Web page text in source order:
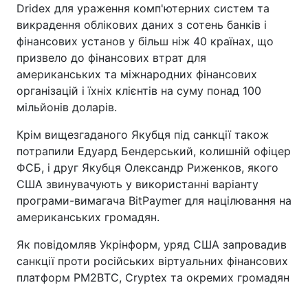
Dridex для ураження комп'ютерних систем та
викрадення облікових даних з сотень банків і
фінансових установ у більш ніж 40 країнах, що
призвело до фінансових втрат для
американських та міжнародних фінансових
організацій і їхніх клієнтів на суму понад 100
мільйонів доларів.
Крім вищезгаданого Якубця під санкції також
потрапили Едуард Бендерський, колишній офіцер
ФСБ, і друг Якубця Олександр Риженков, якого
США звинувачують у використанні варіанту
програми-вимагача BitPaymer для націлювання на
американських громадян.
Як повідомляв Укрінформ, уряд США запровадив
санкції проти російських віртуальних фінансових
платформ PM2BTC, Cryptex та окремих громадян